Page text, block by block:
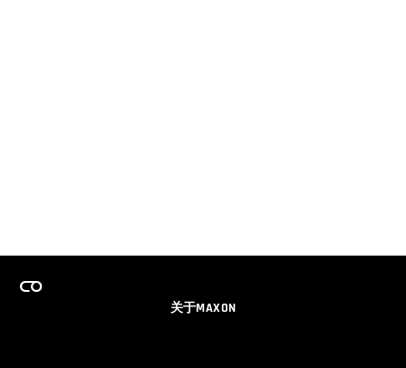
关于MAXON